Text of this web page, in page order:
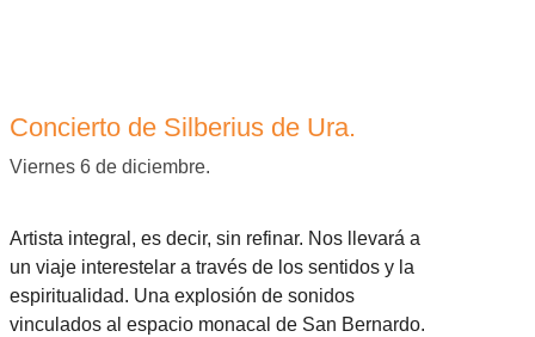
Concierto de Silberius de Ura.
Viernes 6 de diciembre.
Artista integral, es decir, sin refinar. Nos llevará a
un viaje interestelar a través de los sentidos y la
espiritualidad. Una explosión de sonidos
vinculados al espacio monacal de San Bernardo.